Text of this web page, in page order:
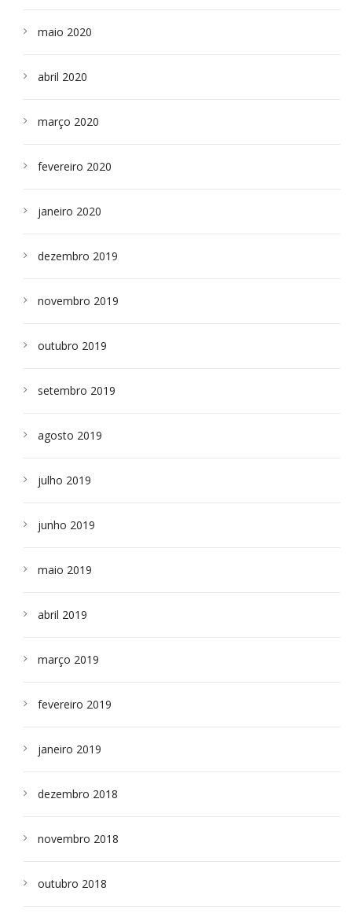
maio 2020
abril 2020
março 2020
fevereiro 2020
janeiro 2020
dezembro 2019
novembro 2019
outubro 2019
setembro 2019
agosto 2019
julho 2019
junho 2019
maio 2019
abril 2019
março 2019
fevereiro 2019
janeiro 2019
dezembro 2018
novembro 2018
outubro 2018